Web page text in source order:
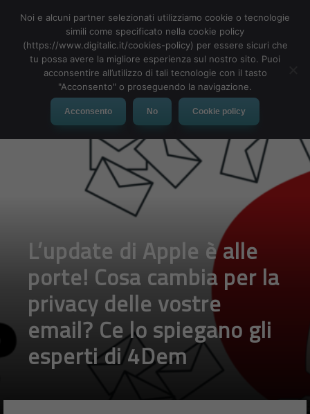
MENU
L’update di Apple è alle
porte! Cosa cambia per la
privacy delle vostre
email? Ce lo spiegano gli
esperti di 4Dem
Noi e alcuni partner selezionati utilizziamo cookie o tecnologie
simili come specificato nella cookie policy
(https://www.digitalic.it/cookies-policy) per essere sicuri che
tu possa avere la migliore esperienza sul nostro sito. Puoi
acconsentire all’utilizzo di tali tecnologie con il tasto
"Acconsento" o proseguendo la navigazione.
Acconsento No Cookie policy